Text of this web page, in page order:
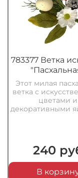
783377 Ветка
Этот милая
ветка с
цветами и
декоративными
240
В